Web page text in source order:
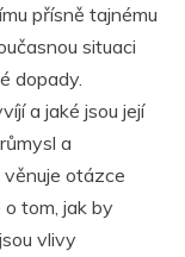
přísně tajnému
situaci
dopady.
a jaké jsou její
a
otázce
tom, jak by
vlivy